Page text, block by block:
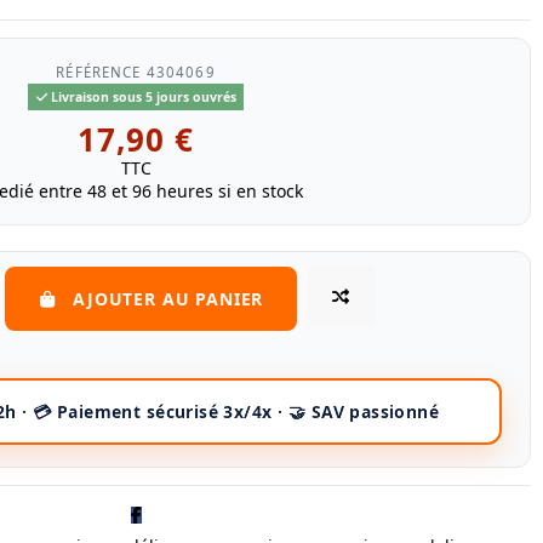
RÉFÉRENCE 4304069
Livraison sous 5 jours ouvrés
17,90 €
TTC
entre 48 et 96 heures si en stock
AJOUTER AU PANIER